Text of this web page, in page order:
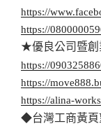
https://
https://
★優良公司暨創
https://
https://
https://alina-
◆台灣工商黃頁